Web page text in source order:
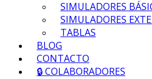
SIMULADORES
SIMULADORES
TABLAS
BLOG
CONTACTO
🔒 COLABORADORES